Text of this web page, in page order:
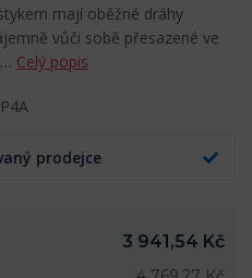
mají oběžné dráhy
vůči sobě přesazené ve
Celý popis
prodejce
3 941,54 Kč